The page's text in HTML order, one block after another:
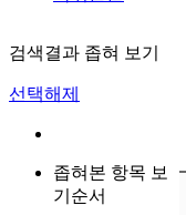
검색결과 좁혀 보기
선택해제
좁혀본 항목 보
기순서